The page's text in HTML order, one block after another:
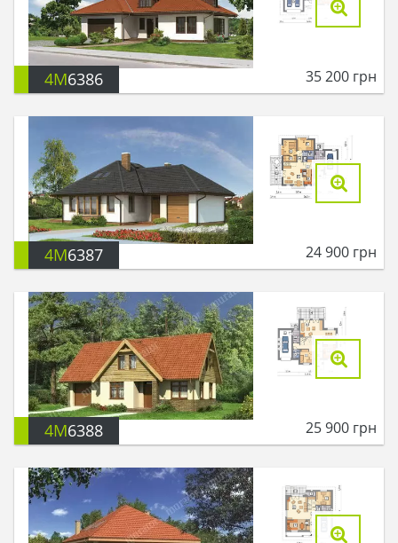
4M6386 35 200 грн
4M6387 24 900 грн
4M6388 25 900 грн